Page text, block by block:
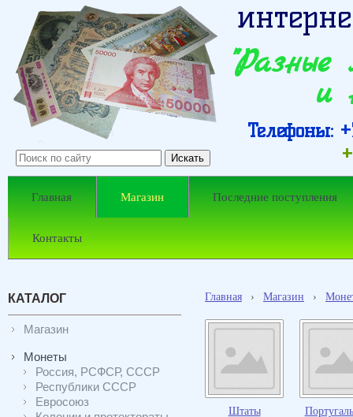
и
Телефоны:
Главная Магазин Последние поступления
Контакты
КАТАЛОГ
Магазин
Монеты
Россия, РСФСР, СССР
Республики СССР
Евросоюз
Главная › Магазин ›
Штаты